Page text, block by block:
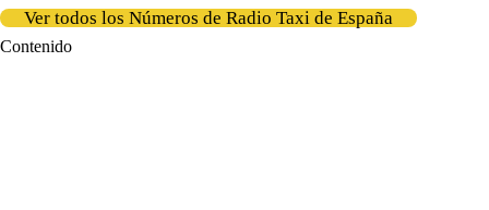
Ver todos los Números de Radio Taxi de España
Contenido